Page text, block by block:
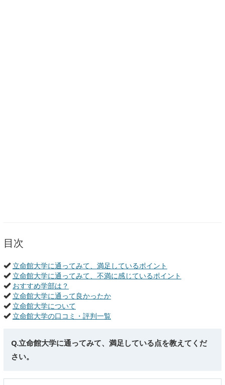
目次
立命館大学に通ってみて、満足しているポイント
立命館大学に通ってみて、不満に感じているポイント
おすすめ学部は？
立命館大学に通って良かったか
立命館大学について
立命館大学の口コミ・評判一覧
Q.立命館大学に通ってみて、満足している点を教えてくだ
さい。